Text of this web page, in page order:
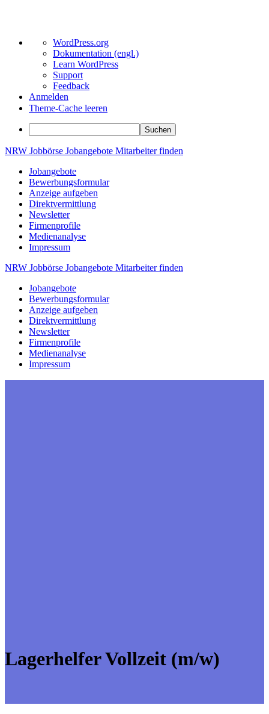
Über
WordPress
WordPress.org
Dokumentation (engl.)
Learn WordPress
Support
Feedback
Anmelden
Theme-Cache leeren
Suchen
Zum
springen
NRW Jobbörse Jobangebote Mitarbeiterfinden
Jobangebote
Bewerbungsformular
Anzeige aufgeben
Direktvermittlung
Newsletter
Firmenprofile
Medienanalyse
Impressum
NRW Jobbörse Jobangebote Mitarbeiterfinden
Jobangebote
Bewerbungsformular
Anzeige aufgeben
Direktvermittlung
Newsletter
Firmenprofile
Medienanalyse
Impressum
Lagerhelfer Vollzeit (m/w)